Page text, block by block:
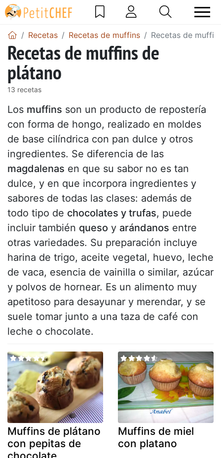
Recetas Recetas de muffins Recetas de
Recetas de muffins de
plátano
13 recetas
Los muffins son un producto de repostería
con forma de hongo, realizado en moldes
de base cilíndrica con pan dulce y otros
ingredientes. Se diferencia de las
magdalenas en que su sabor no es tan
dulce, y en que incorpora ingredientes y
sabores de todas las clases: además de
todo tipo de chocolates y trufas, puede
incluir también queso y arándanos entre
otras variedades. Su preparación incluye
harina de trigo, aceite vegetal, huevo, leche
de vaca, esencia de vainilla o similar, azúcar
y polvos de hornear. Es un alimento muy
apetitoso para desayunar y merendar, y se
suele tomar junto a una taza de café con
leche o chocolate.
Muffins de plátano
con pepitas de
Muffins de miel
con platano